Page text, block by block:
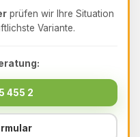
prüfen wir Ihre Situation
Variante.
455 2